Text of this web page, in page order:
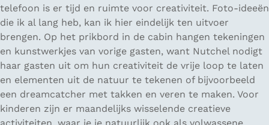
telefoon is er tijd en ruimte voor creativiteit. Foto-ideeën
die ik al lang heb, kan ik hier eindelijk ten uitvoer
brengen. Op het prikbord in de cabin hangen tekeningen
en kunstwerkjes van vorige gasten, want Nutchel nodigt
haar gasten uit om hun creativiteit de vrije loop te laten
en elementen uit de natuur te tekenen of bijvoorbeeld
een dreamcatcher met takken en veren te maken. Voor
kinderen zijn er maandelijks wisselende creatieve
activiteiten, waar je je natuurlijk ook als volwassene